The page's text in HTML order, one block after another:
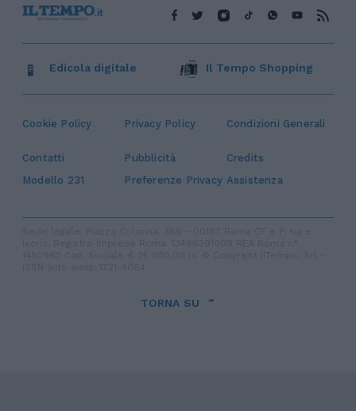
Cookie Policy Privacy Policy Condizioni Generali
Contatti Pubblicità
Credits
Modello 231
Preferenze Privacy Assistenza
Edicola digitale Il Tempo Shopping
TORNA SU